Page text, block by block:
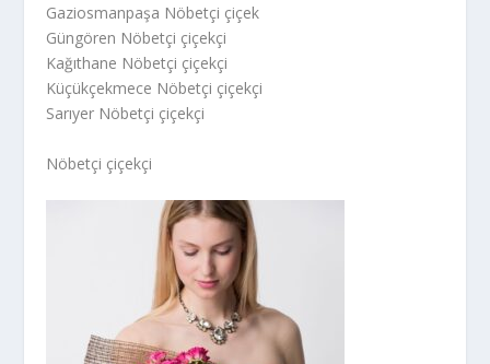
Gaziosmanpaşa Nöbetçi çiçek
Güngören Nöbetçi çiçekçi
Kağıthane Nöbetçi çiçekçi
Küçükçekmece Nöbetçi çiçekçi
Sarıyer Nöbetçi çiçekçi
Nöbetçi çiçekçi